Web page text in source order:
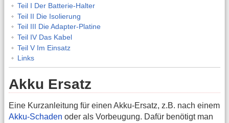
Teil I Der Batterie-Halter
Teil II Die Isolierung
Teil III Die Adapter-Platine
Teil IV Das Kabel
Teil V Im Einsatz
Links
Akku Ersatz
Eine Kurzanleitung für einen Akku-Ersatz, z.B. nach einem
Akku-Schaden oder als Vorbeugung. Dafür benötigt man